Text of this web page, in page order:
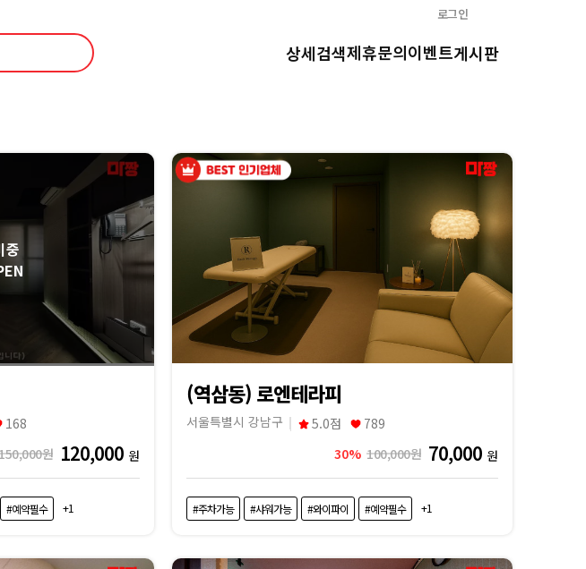
로그인
상세검색제휴문의이벤트게시판
중
168
원 120,000 원
#예약필수 +1
(역삼동) 로엔테라피
서울특별시 강남구 5.0점
789
30% 100,000원 70,000 원
#주차가능 #샤워가능 #와이파이 #예약필수 +1